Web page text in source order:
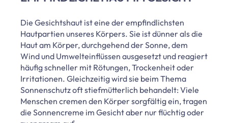
Die Gesichtshaut ist eine der empfindlichsten
Hautpartien unseres Körpers. Sie ist dünner als die
Haut am Körper, durchgehend der Sonne, dem
Wind und Umwelteinflüssen ausgesetzt und reagiert
häufig schneller mit Rötungen, Trockenheit oder
Irritationen. Gleichzeitig wird sie beim Thema
Sonnenschutz oft stiefmütterlich behandelt: Viele
Menschen cremen den Körper sorgfältig ein, tragen
die Sonnencreme im Gesicht aber nur flüchtig oder